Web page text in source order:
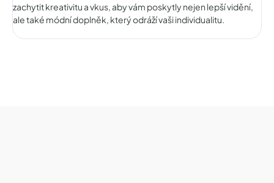
zachytit kreativitu a vkus, aby vám poskytly nejen lepší vidění,
ale také módní doplněk, který odráží vaši individualitu.